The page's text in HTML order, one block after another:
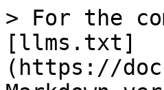
> For the
[llms.txt]
(https://